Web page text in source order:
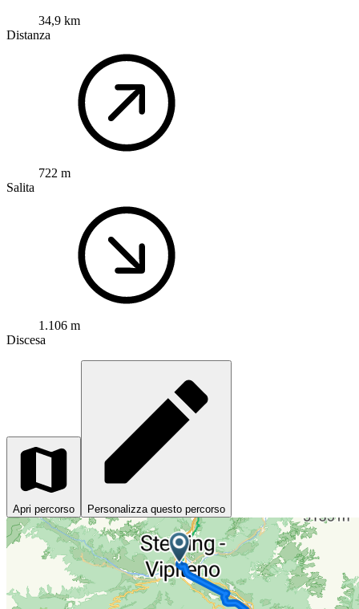
34,9 km
Distanza
722 m
Salita
1.106 m
Discesa
Apri percorso Personalizza questo percorso